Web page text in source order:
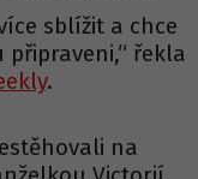
sblížit a chce
řekla
.
na